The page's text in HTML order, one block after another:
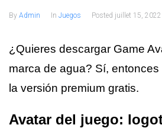
By Admin In Juegos Posted juillet 15, 2022
¿Quieres descargar Game
marca de agua? Sí,
la versión premium gratis.
Avatar del juego: